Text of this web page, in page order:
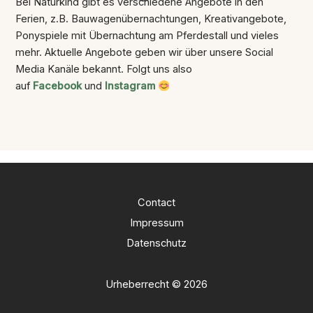
Ferien, z.B. Bauwagenübernachtungen, Kreativangebote,
Ponyspiele mit Übernachtung am Pferdestall und vieles
mehr. Aktuelle Angebote geben wir über unsere Social
Media Kanäle bekannt. Folgt uns also
auf Facebookund Instagram
Contact
Impressum
Datenschutz
Urheberrecht © 2026